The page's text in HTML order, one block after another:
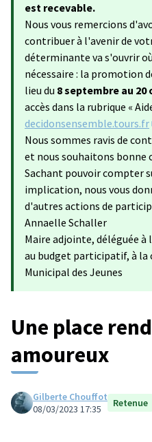
est recevable.
Nous vous remercions
contribuer à l'avenir de
déterminante va s'ouvrir
nécessaire : la promotion
lieu du 8 septembre au 20
accès dans la rubrique «
decidonsensemble.tours.fr
Nous sommes ravis de
et nous souhaitons bonne
Sachant pouvoir compter
implication, nous vous
d'autres actions de
Annaelle Schaller
Maire adjointe, déléguée
au budget participatif, à la
Municipal des Jeunes
Une place
amoureux
Gilberte Chouffot
08/03/2023 17:35
Retenue